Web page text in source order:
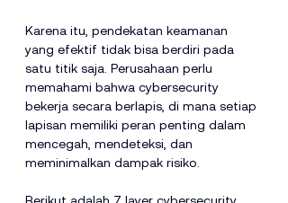
Karena itu, pendekatan keamanan
yang efektif tidak bisa berdiri pada
satu titik saja. Perusahaan perlu
memahami bahwa cybersecurity
bekerja secara berlapis, di mana setiap
lapisan memiliki peran penting dalam
mencegah, mendeteksi, dan
meminimalkan dampak risiko.